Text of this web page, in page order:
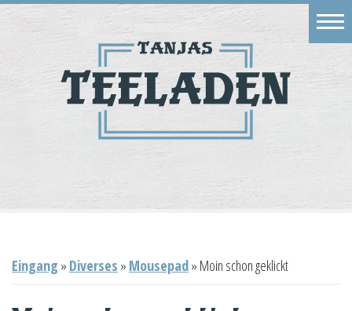
Eingang » Diverses » Mousepad» Moin schon geklickt
Geschäft